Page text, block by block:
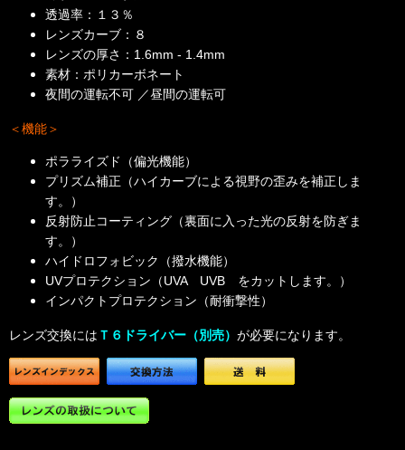
透過率：１３％
レンズカーブ：８
レンズの厚さ： 1.6mm - 1.4mm
素材：ポリカーボネート
夜間の運転不可 ／昼間の運転可
＜機能＞
ポラライズド（偏光機能）
プリズム補正（ハイカーブによる視野の歪みを補正しま
す。）
反射防止コーティング（裏面に入った光の反射を防ぎま
す。）
ハイドロフォビック（撥水機能）
UVプロテクション（UVA UVB をカットします。）
インパクトプロテクション（耐衝撃性）
レンズ交換には Ｔ６ドライバー（別売） が必要になります。